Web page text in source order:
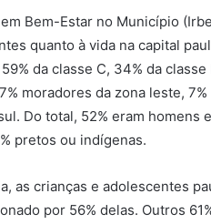
Bem-Estar no Município
quanto à vida na capital
da classe C, 34% da
moradores da zona leste,
Do total, 52% eram homens
pretos ou indígenas.
as crianças e adolescentes
por 56% delas. Outros